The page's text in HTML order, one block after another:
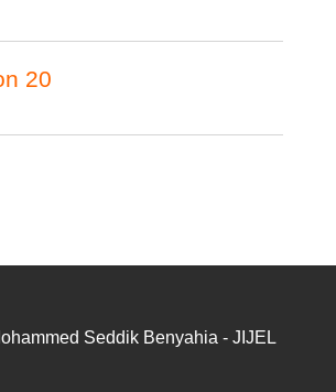
20
Seddik Benyahia - JIJEL